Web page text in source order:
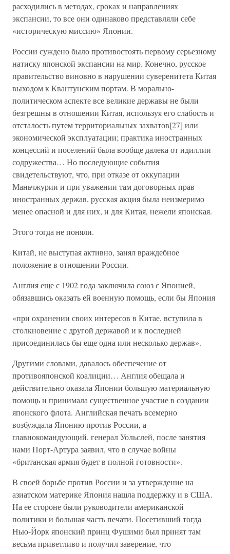
расходились в методах, сроках и направлениях
экспансии, то все они одинаково представляли себе
«историческую миссию» Японии.
России суждено было противостоять первому серьезному
натиску японской экспансии на мир. Конечно, русское
правительство виновно в нарушении суверенитета Китая
выходом к Квантунским портам. В морально-
политическом аспекте все великие державы не были
безгрешны в отношении Китая, используя его слабость и
отсталость путем территориальных захватов[27] или
экономической эксплуатации; практика иностранных
концессий и поселений была вообще далека от идиллии
содружества… Но последующие события
свидетельствуют, что, при отказе от оккупации
Маньчжурии и при уважении там договорных прав
иностранных держав, русская акция была неизмеримо
менее опасной и для них, и для Китая, нежели японская.
Этого тогда не поняли.
Китай, не выступая активно, занял враждебное
положение в отношении России.
Англия еще с 1902 года заключила союз с Японией,
обязавшись оказать ей военную помощь, если бы Япония
«при охранении своих интересов в Китае, вступила в
столкновение с другой державой и к последней
присоединилась бы еще одна или несколько держав».
Другими словами, давалось обеспечение от
противояпонской коалиции… Англия обещала и
действительно оказала Японии большую материальную
помощь и принимала существенное участие в создании
японского флота. Английская печать всемерно
возбуждала Японию против России, а
главнокомандующий, генерал Уольслей, после занятия
нами Порт-Артура заявил, что в случае войны
«британская армия будет в полной готовности».
В своей борьбе против России и за утверждение на
азиатском материке Япония нашла поддержку и в США.
На ее стороне были руководители американской
политики и большая часть печати. Посетивший тогда
Нью-Йорк японский принц Фушими был принят там
весьма приветливо и получил заверение, что